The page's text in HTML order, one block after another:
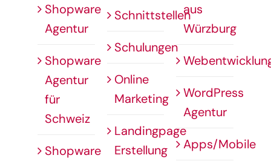
Shopware
Agentur
Shopware
Agentur
für
Schweiz
Shopware
Schnittstellen
Schulungen
Online
Marketing
Landingpage
Erstellung
aus
Würzburg
WordPress
Agentur
Apps/Mobile